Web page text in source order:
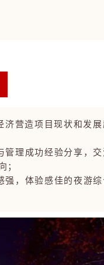
营造项目现状和发
理成功经验分享，
；
，体验感佳的夜游